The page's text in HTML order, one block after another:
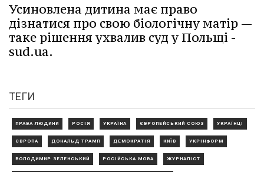
Усиновлена дитина має право
дізнатися про свою біологічну матір —
таке рішення ухвалив суд у Польщі -
sud.ua.
ТЕГИ
ПРАВА ЛЮДИНИ РОСІЯ УКРАЇНА ЄВРОПЕЙСЬКИЙ СОЮЗ УКРАЇНЦІ
ЄВРОПА ДОНАЛЬД ТРАМП ДЕМОКРАТІЯ КИЇВ УКРІНФОРМ
ВОЛОДИМИР ЗЕЛЕНСЬКИЙ РОСІЙСЬКА МОВА ЖУРНАЛІСТ